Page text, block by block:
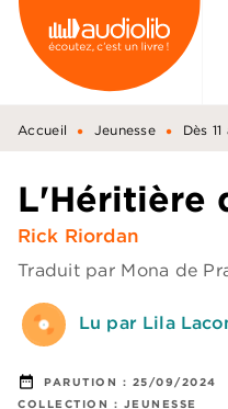
MENU RECHERCHE
PIED DE PAGE
Accueil • Jeunesse • Dès 11
L'Héritière
Rick Riordan
Traduit par Mona de
Lu par Lila
date_range PARUTION : 25/09/2024
COLLECTION : JEUNESSE